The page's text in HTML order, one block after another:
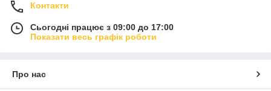
Контакти
Сьогодні працює з 09:00 до 17:00
Показати весь графік роботи
Про нас